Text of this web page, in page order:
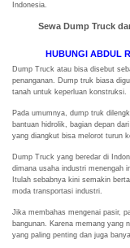
Indonesia.
Sewa Dump Truck
HUBUNGI ABDUL
Dump Truck atau bisa disebut
penanganan. Dump truk biasa
tanah untuk keperluan konstruksi.
Pada umumnya, dump truk
bantuan hidrolik, bagian depan
yang diangkut bisa melorot turun
Dump Truck yang beredar di
dimana usaha industri menengah
Itulah sebabnya kini semakin
moda transportasi industri.
Jika membahas mengenai pasir,
bangunan. Karena memang yang
yang paling penting dan juga